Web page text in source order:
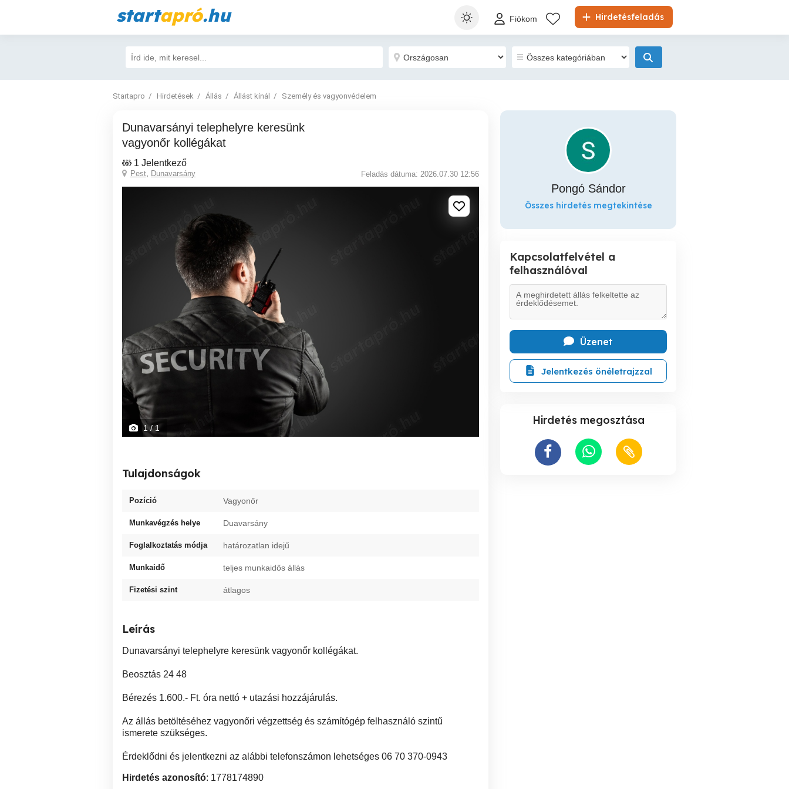
startapró.hu Hirdetésfeladás
Fiókom
Startapro Hirdetések Állás Állást kínál Személy és vagyonvédelem
Dunavarsányi telephelyre keresünk
vagyonőr kollégákat
1 Jelentkező
Pest, Dunavarsány Feladás dátuma: 2026.07.30 12:56
1/ 1
Tulajdonságok
Pozíció Vagyonőr
Munkavégzés helye Duavarsány
Foglalkoztatás módja határozatlan idejű
Munkaidő teljes munkaidős állás
Fizetési szint átlagos
Leírás
Dunavarsányi telephelyre keresünk vagyonőr kollégákat.
Beosztás 24 48
Bérezés 1.600.- Ft. óra nettó + utazási hozzájárulás.
Az állás betöltéséhez vagyonőri végzettség és számítógép felhasználó szintű
ismerete szükséges.
Érdeklődni és jelentkezni az alábbi telefonszámon lehetséges 06 70 370-0943
Hirdetés azonosító: 1778174890
Pongó Sándor
Összes hirdetés megtekintése
Kapcsolatfelvétel a
felhasználóval
Üzenet
Jelentkezés önéletrajzzal
Hirdetés megosztása